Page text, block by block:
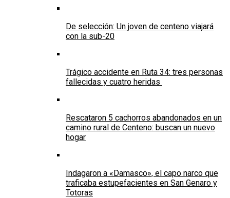
De selección: Un joven de centeno viajará
con la sub-20
Trágico accidente en Ruta 34: tres personas
fallecidas y cuatro heridas
Rescataron 5 cachorros abandonados en un
camino rural de Centeno: buscan un nuevo
hogar
Indagaron a «Damasco», el capo narco que
traficaba estupefacientes en San Genaro y
Totoras